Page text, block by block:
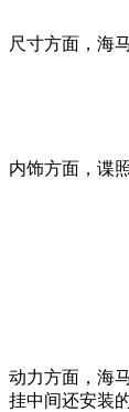
尺寸方面，海
内饰方面，谍
动力方面，海
挂中间还安装